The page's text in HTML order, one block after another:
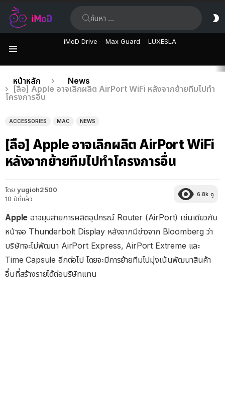
iMoD Drive Max Guard LUXESLA
เรื่อง
ล่าสุด
คุณอยู่ที่นี่:
หน้าหลัก
News
[ลือ] Apple อาจเลิกผลิต AirPort WiFi หลังจากย้ายทีมไปทำ
โครงการอื่น
ACCESSORIES MAC NEWS
[ลือ] Apple อาจเลิกผลิต AirPort WiFi
หลังจากย้ายทีมไปทำโครงการอื่น
โดย yugioh2500
10 ปีที่แล้ว
6.8k ดู
Apple อาจยุบสายการผลิตอุปกรณ์ Router (AirPort) เช่นเดียวกับ
หน้าจอ Thunderbolt Display หลังจากมีข่าวจาก Bloomberg ว่า
บริษัทจะไม่พัฒนา AirPort Express, AirPort Extreme และ
Time Capsule อีกต่อไป โดยจะมีการย้ายทีมไปมุ่งเน้นพัฒนาสินค้า
อื่นที่สร้างรายได้ต่อบริษัทแทน